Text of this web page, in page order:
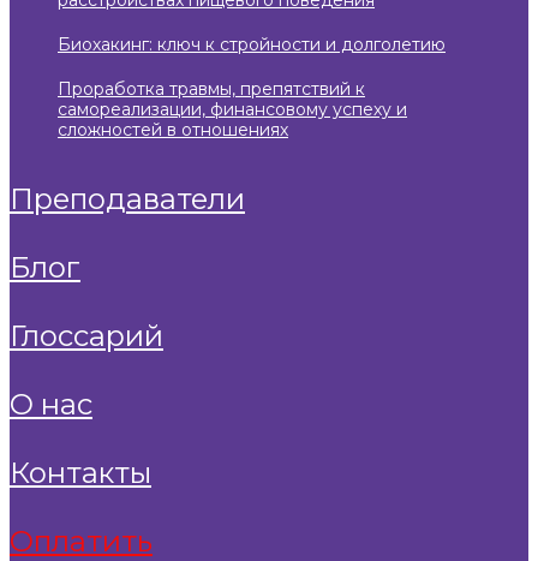
биохакинг: ключ к стройности и долголетию
проработка травмы, препятствий к
самореализации, финансовому успеху и
сложностей в отношениях
преподаватели
блог
глоссарий
о нас
контакты
оплатить